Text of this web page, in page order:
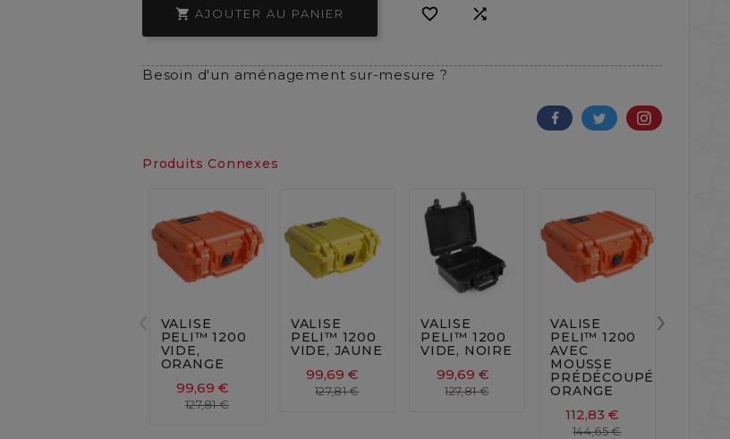
 AJOUTER AU PANIER  
Besoin d'un aménagement sur-mesure ?
Produits Connexes

VALISE
PELI™ 1200
VIDE,
ORANGE
99,69 €
127,81 €
VALISE
PELI™ 1200
VIDE, JAUNE
99,69 €
127,81 €
 
VALISE
PELI™ 1200
VIDE, NOIRE
99,69 €
127,81 €

VALISE
PELI™ 1200
AVEC
MOUSSE
PRÉDÉCOUPÉE,
ORANGE
112,83 €
144,65 €
›